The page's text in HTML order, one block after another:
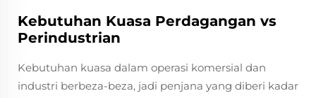
Kebutuhan Kuasa Perdagangan vs
Perindustrian
Kebutuhan kuasa dalam operasi komersial dan
industri berbeza-beza, jadi penjana yang diberi kadar